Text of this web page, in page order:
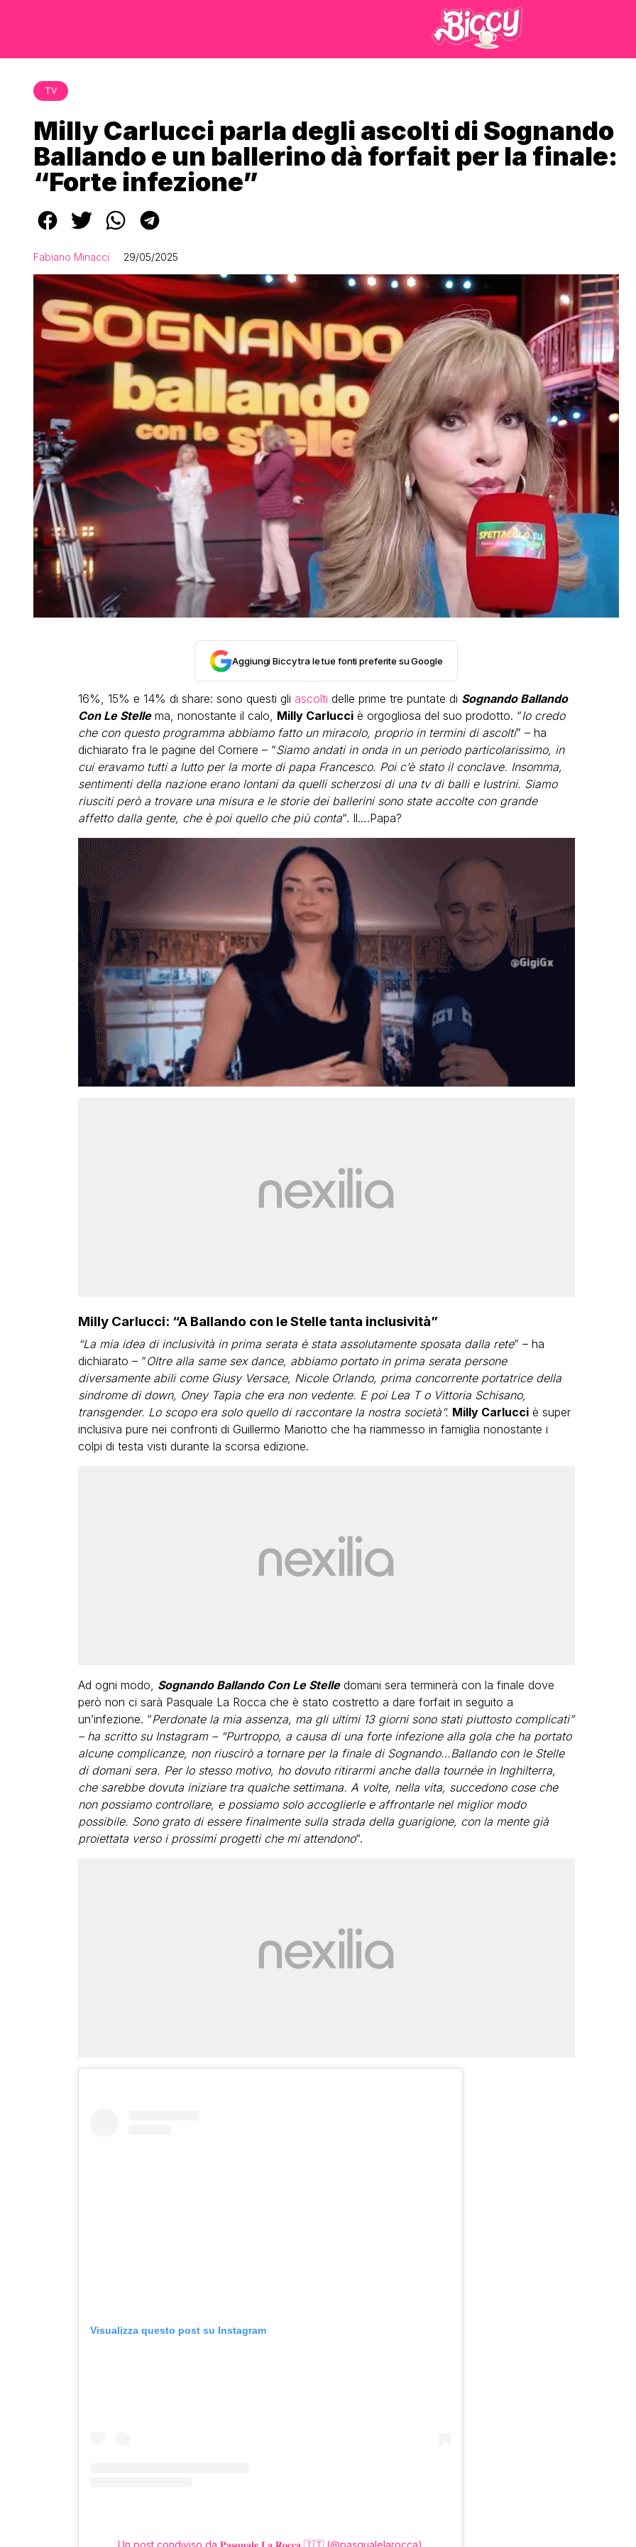
TV
Milly Carlucci parla degli ascolti di Sognando
Ballando e un ballerino dà forfait per la finale:
“Forte infezione”
Fabiano Minacci 29/05/2025
Aggiungi Biccy tra le tue fonti preferite su Google
16%, 15% e 14% di share: sono questi gli ascolti delle prime tre puntate di Sognando Ballando
Con Le Stellema, nonostante il calo, Milly Carlucciè orgogliosa del suo prodotto. “Io credo
che con questo programma abbiamo fatto un miracolo, proprio in termini di ascolti” – ha
dichiarato fra le pagine del Corriere – “Siamo andati in onda in un periodo particolarissimo, in
cui eravamo tutti a lutto per la morte di papa Francesco. Poi c’è stato il conclave. Insomma,
sentimenti della nazione erano lontani da quelli scherzosi di una tv di balli e lustrini. Siamo
riusciti però a trovare una misura e le storie dei ballerini sono state accolte con grande
affetto dalla gente, che è poi quello che più conta“. Il….Papa?
Milly Carlucci: “A Ballando con le Stelle tanta inclusività”
“La mia idea di inclusività in prima serata è stata assolutamente sposata dalla rete” – ha
dichiarato – “Oltre alla same sex dance, abbiamo portato in prima serata persone
diversamente abili come Giusy Versace, Nicole Orlando, prima concorrente portatrice della
sindrome di down, Oney Tapia che era non vedente. E poi Lea T o Vittoria Schisano,
transgender. Lo scopo era solo quello di raccontare la nostra società”. Milly Carlucciè super
inclusiva pure nei confronti di Guillermo Mariotto che ha riammesso in famiglia nonostante i
colpi di testa visti durante la scorsa edizione.
Ad ogni modo, Sognando Ballando Con Le Stelledomani sera terminerà con la finale dove
però non ci sarà Pasquale La Rocca che è stato costretto a dare forfait in seguito a
un’infezione. “Perdonate la mia assenza, ma gli ultimi 13 giorni sono stati piuttosto complicati”
– ha scritto su Instagram – “Purtroppo, a causa di una forte infezione alla gola che ha portato
alcune complicanze, non riuscirò a tornare per la finale di Sognando…Ballando con le Stelle
di domani sera. Per lo stesso motivo, ho dovuto ritirarmi anche dalla tournée in Inghilterra,
che sarebbe dovuta iniziare tra qualche settimana. A volte, nella vita, succedono cose che
non possiamo controllare, e possiamo solo accoglierle e affrontarle nel miglior modo
possibile. Sono grato di essere finalmente sulla strada della guarigione, con la mente già
proiettata verso i prossimi progetti che mi attendono“.
Visualizza questo post su Instagram
LGBT
Bambola Star, la festa di
compleanno con tutte le grandi
dive compie 15 anni: il video
completo
FABIANO MINACCI